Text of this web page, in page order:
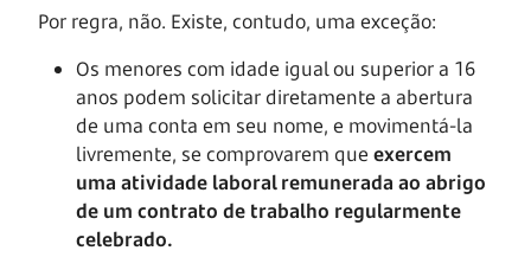
Por regra, não. Existe, contudo, uma exceção:
Os menores com idade igual ou superior a 16
anos podem solicitar diretamente a abertura
de uma conta em seu nome, e movimentá-la
livremente, se comprovarem que exercem
uma atividade laboral remunerada ao abrigo
de um contrato de trabalho regularmente
celebrado.